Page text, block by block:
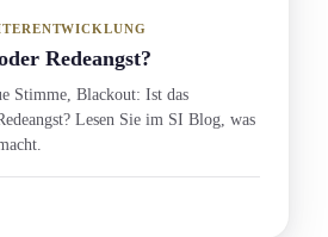
Redeangst?
Stimme, Blackout: Ist das
Lesen Sie im SI Blog, was